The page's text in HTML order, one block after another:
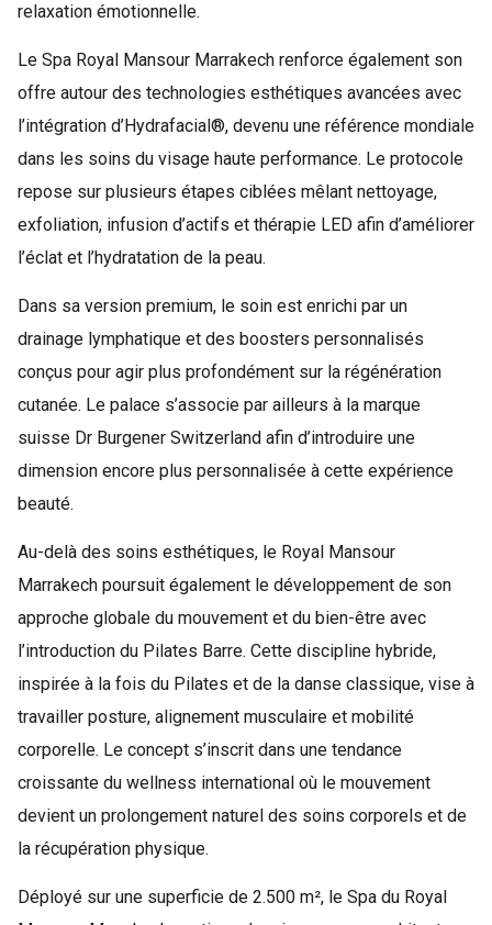
relaxation émotionnelle.
Le Spa Royal Mansour Marrakech renforce également son
offre autour des technologies esthétiques avancées avec
l’intégration d’Hydrafacial®, devenu une référence mondiale
dans les soins du visage haute performance. Le protocole
repose sur plusieurs étapes ciblées mêlant nettoyage,
exfoliation, infusion d’actifs et thérapie LED afin d’améliorer
l’éclat et l’hydratation de la peau.
Dans sa version premium, le soin est enrichi par un
drainage lymphatique et des boosters personnalisés
conçus pour agir plus profondément sur la régénération
cutanée. Le palace s’associe par ailleurs à la marque
suisse Dr Burgener Switzerland afin d’introduire une
dimension encore plus personnalisée à cette expérience
beauté.
Au-delà des soins esthétiques, le Royal Mansour
Marrakech poursuit également le développement de son
approche globale du mouvement et du bien-être avec
l’introduction du Pilates Barre. Cette discipline hybride,
inspirée à la fois du Pilates et de la danse classique, vise à
travailler posture, alignement musculaire et mobilité
corporelle. Le concept s’inscrit dans une tendance
croissante du wellness international où le mouvement
devient un prolongement naturel des soins corporels et de
la récupération physique.
Déployé sur une superficie de 2.500 m², le Spa du Royal